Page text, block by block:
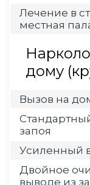
Лечение в
местная
дому
Вызов на
запоя
Усиленный
Двойное
выводе из